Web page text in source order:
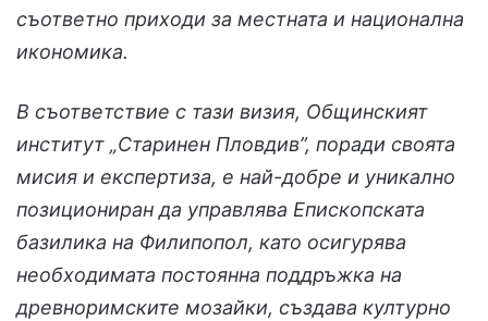
съответно приходи за местната и национална
икономика.
В съответствие с тази визия, Общинският
институт „Старинен Пловдив”, поради своята
мисия и експертиза, е най-добре и уникално
позициониран да управлява Епископската
базилика на Филипопол, като осигурява
необходимата постоянна поддръжка на
древноримските мозайки, създава културно